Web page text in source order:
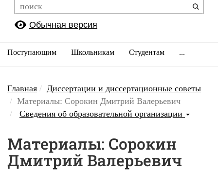
Обычная версия
Поступающим Школьникам Студентам ...
Главная
Диссертации и диссертационные советы
Материалы: Сорокин Дмитрий Валерьевич
Сведения об образовательной организации
Материалы: Сорокин
Дмитрий Валерьевич